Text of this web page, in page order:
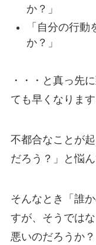
か？」
「自分の行
か？」
・・・と真っ先
ても早くなります
不都合なことが
だろう？」と悩
そんなとき「誰
すが、そうでは
悪いのだろうか？